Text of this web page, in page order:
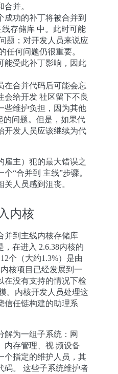
并。
成功的补丁将被合并到
线存储库 中。此时可能
题；对开发人员来说应
任何问题仍很重要。
能受此补丁影响，因此
在合并代码后可能会忘
会给开发 社区留下不良
些维护负担，因为其他
的问题。但是，如果代
开发人员应该继续为代
雇主）犯的最大错误之
“合并到 主线”步骤。
人员感到沮丧。
内核
并到主线内核存储库
，在进入 2.6.38内核的
个（大约1.3%）是由
核项目已经发展到一
在没有支持的情况下检
。内核开发人员处理这
信任链构建的助理系
解为一组子系统：网
内存管理、视 频设备
个指定的维护人员，其
码。 这些子系统维护者